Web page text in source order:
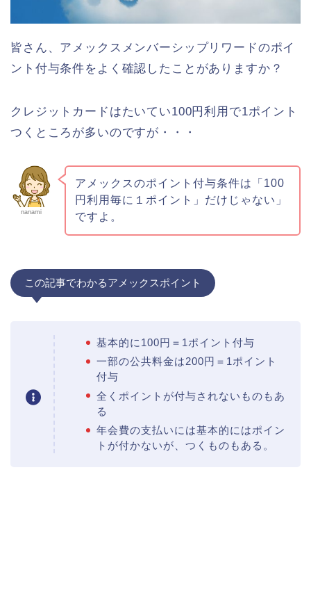
皆さん、アメックスメンバーシップリワードのポイ
ント付与条件をよく確認したことがありますか？
クレジットカードはたいてい100円利用で1ポイント
つくところが多いのですが・・・
nanami
アメックスのポイント付与条件は「100
円利用毎に１ポイント」だけじゃない」
ですよ。
この記事でわかるアメックスポイント
基本的に100円＝1ポイント付与
一部の公共料金は200円＝1ポイント
付与
全くポイントが付与されないものもあ
る
年会費の支払いには基本的にはポイン
トが付かないが、つくものもある。